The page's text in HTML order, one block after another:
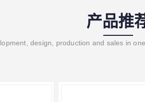
产品推
design, production and sales in